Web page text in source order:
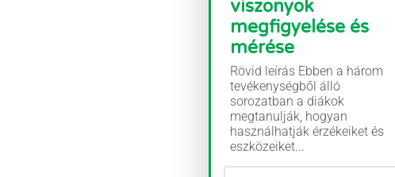
viszonyok
megfigyelése és
mérése
Rövid leírás Ebben a három
tevékenységből álló
sorozatban a diákok
megtanulják, hogyan
használhatják érzékeiket és
eszközeiket...